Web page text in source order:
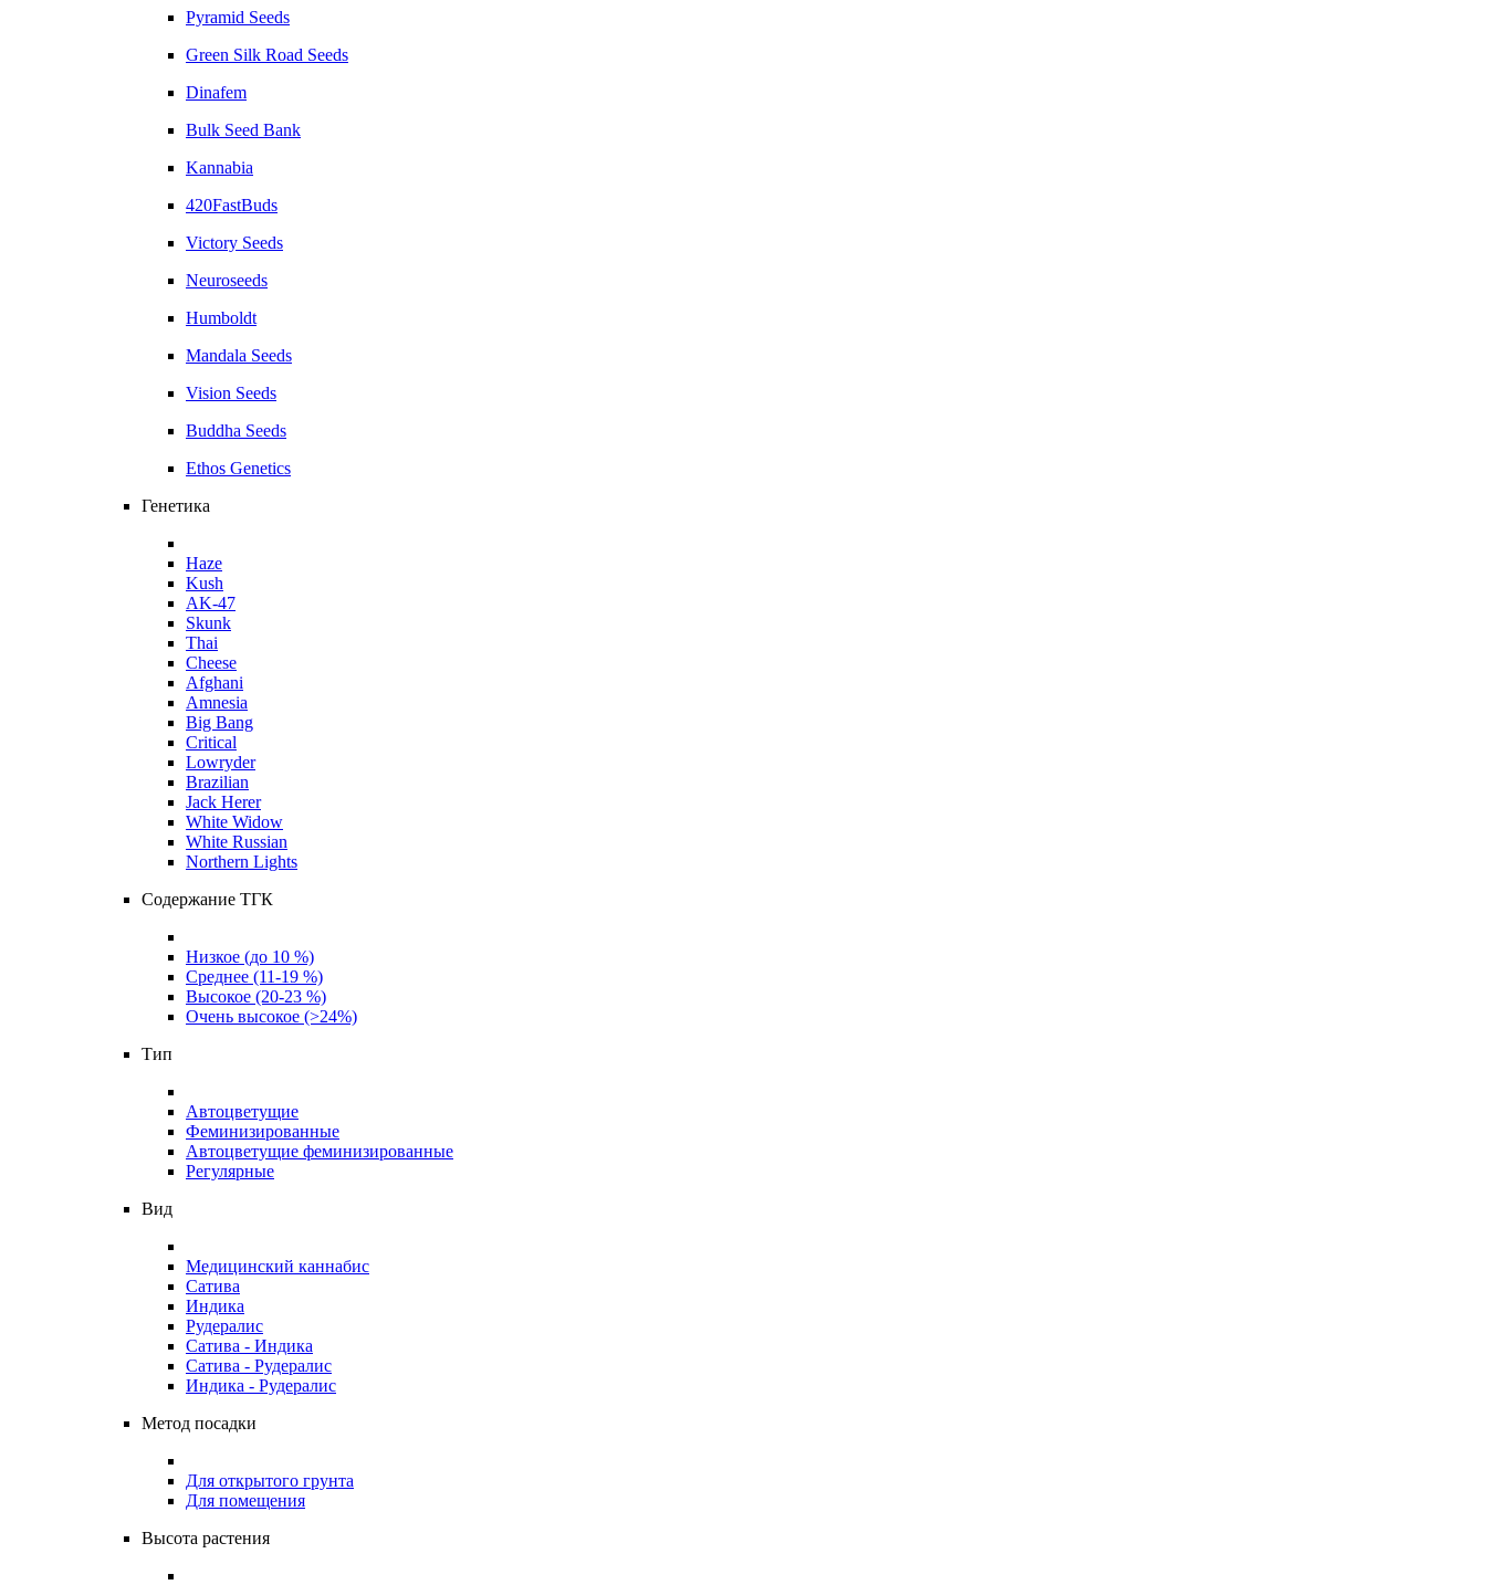
Pyramid Seeds
Green Silk Road Seeds
Dinafem
Bulk Seed Bank
Kannabia
420FastBuds
Victory Seeds
Neuroseeds
Humboldt
Mandala Seeds
Vision Seeds
Buddha Seeds
Ethos Genetics
Генетика
Haze
Kush
AK-47
Skunk
Thai
Cheese
Afghani
Amnesia
Big Bang
Critical
Lowryder
Brazilian
Jack Herer
White Widow
White Russian
Northern Lights
Содержание ТГК
Низкое (до 10 %)
Среднее (11-19 %)
Высокое (20-23 %)
Очень высокое (>24%)
Тип
Автоцветущие
Феминизированные
Автоцветущие феминизированные
Регулярные
Вид
Медицинский каннабис
Сатива
Индика
Рудералис
Сатива - Индика
Сатива - Рудералис
Индика - Рудералис
Метод посадки
Для открытого грунта
Для помещения
Высота растения